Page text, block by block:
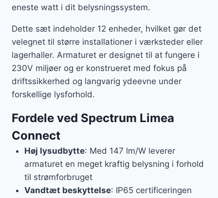
eneste watt i dit belysningssystem.
Dette sæt indeholder 12 enheder, hvilket gør det
velegnet til større installationer i værksteder eller
lagerhaller. Armaturet er designet til at fungere i
230V miljøer og er konstrueret med fokus på
driftssikkerhed og langvarig ydeevne under
forskellige lysforhold.
Fordele ved Spectrum Limea
Connect
Høj lysudbytte: Med 147 lm/W leverer
armaturet en meget kraftig belysning i forhold
til strømforbruget
Vandtæt beskyttelse: IP65 certificeringen